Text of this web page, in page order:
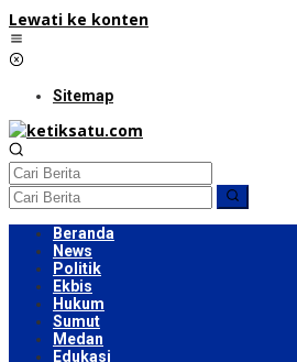
Lewati ke konten
Sitemap
Beranda
News
Politik
Ekbis
Hukum
Sumut
Medan
Edukasi